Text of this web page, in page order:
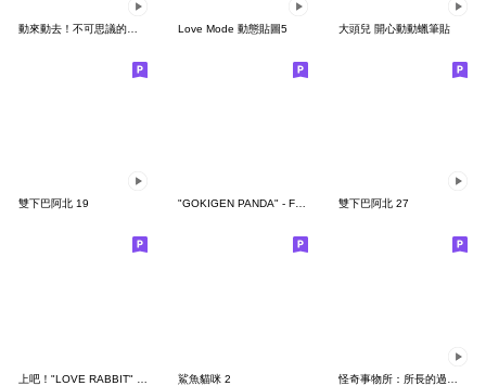
Love Mode 動態貼圖5 大頭兒 開心動動蠟筆貼
雙下巴阿北 19 "GOKIGEN PANDA" - Feeling / global 雙下巴阿北 27
鯊魚貓咪 2